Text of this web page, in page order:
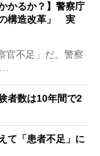
かるか？】警察庁
構造改革」 実
官不足」だ。警察
…
者数は10年間で2
て「患者不足」に